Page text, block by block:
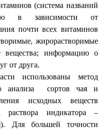
(система названий
в зависимости от
почти всех витаминов
жирорастворимые
вещества; информацию о
от друга.
использованы метод
анализа сортов чая и
исходных веществ
раствора индикатора –
Для большей точности